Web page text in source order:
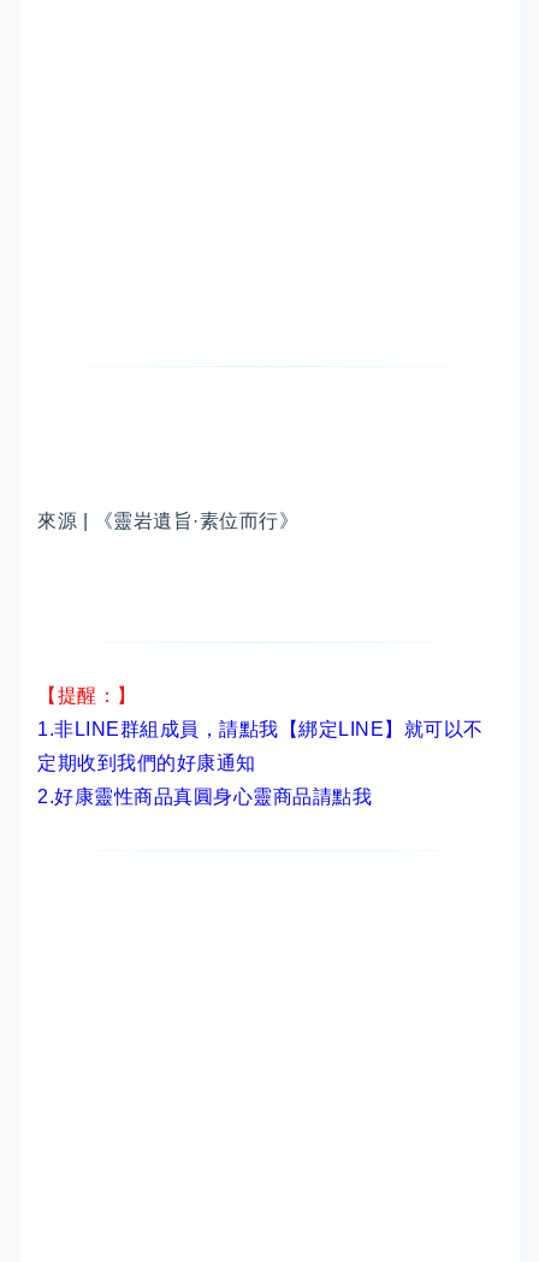
來源 | 《靈岩遺旨·素位而行》
【提醒：】
1.非LINE群組成員， 請點我【綁定LINE】 就可以不
定期收到我們的好康通知
2.好康靈性商品真圓身心靈商品請點我